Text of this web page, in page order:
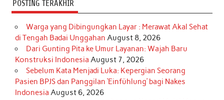
POSTING TERAKHIR
Warga yang Dibingungkan Layar : Merawat Akal Sehat
di Tengah Badai Unggahan August 8, 2026
Dari Gunting Pita ke Umur Layanan: Wajah Baru
Konstruksi Indonesia August 7, 2026
Sebelum Kata Menjadi Luka: Kepergian Seorang
Pasien BPJS dan Panggilan ‘Einfühlung’ bagi Nakes
Indonesia August 6, 2026